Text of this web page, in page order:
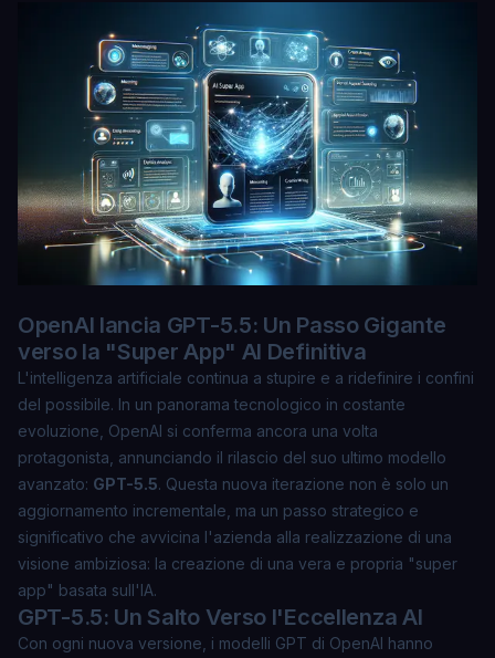
OpenAI lancia GPT-5.5: Un Passo Gigante
verso la "Super App" AI Definitiva
L'intelligenza artificiale continua a stupire e a ridefinire i confini
del possibile. In un panorama tecnologico in costante
evoluzione, OpenAI si conferma ancora una volta
protagonista, annunciando il rilascio del suo ultimo modello
avanzato: GPT-5.5. Questa nuova iterazione non è solo un
aggiornamento incrementale, ma un passo strategico e
significativo che avvicina l'azienda alla realizzazione di una
visione ambiziosa: la creazione di una vera e propria "super
app" basata sull'IA.
GPT-5.5: Un Salto Verso l'Eccellenza AI
Con ogni nuova versione, i modelli GPT di OpenAI hanno